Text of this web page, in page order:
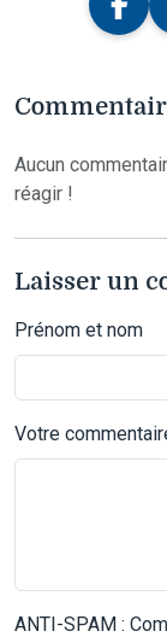
Aucun
réagir !
Laisser un
Prénom et nom
Votre
ANTI-SPAM :